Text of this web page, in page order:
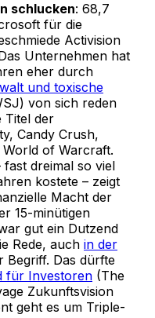
schlucken: 68,7
für die
Activision
Unternehmen hat
eher durch
und toxische
von sich reden
Titel der
Candy Crush,
of Warcraft.
dreimal so viel
kostete – zeigt
Macht der
15-minütigen
gut ein Dutzend
Rede, auch in der
Begriff. Das dürfte
für Investoren (The
Zukunftsvision
geht es um Triple-